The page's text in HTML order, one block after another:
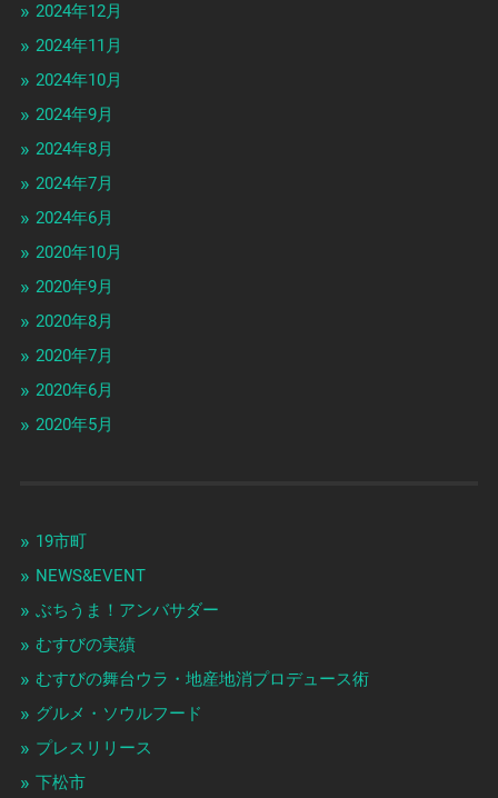
2024年12月
2024年11月
2024年10月
2024年9月
2024年8月
2024年7月
2024年6月
2020年10月
2020年9月
2020年8月
2020年7月
2020年6月
2020年5月
19市町
NEWS&EVENT
ぶちうま！アンバサダー
むすびの実績
むすびの舞台ウラ・地産地消プロデュース術
グルメ・ソウルフード
プレスリリース
下松市